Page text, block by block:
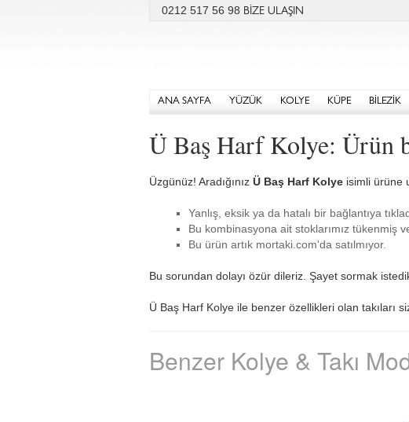
0212 517 56 98 BİZE ULAŞIN
ANA SAYFA YÜZÜK KOLYE KÜPE BİLEZİK
Ü Baş Harf Kolye: Ürün
Üzgünüz! Aradığınız Ü Baş Harf Kolye isimli ürüne
Yanlış, eksik ya da hatalı bir bağlantıya
Bu kombinasyona ait stoklarımız tükenmiş
Bu ürün artık mortaki.com'da satılmıyor.
Bu sorundan dolayı özür dileriz. Şayet sormak
Ü Baş Harf Kolye ile benzer özellikleri olan takıları
Benzer Kolye & Takı